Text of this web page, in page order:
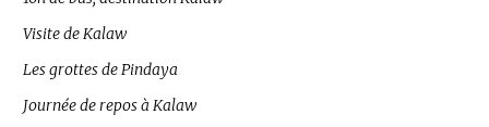
Visite de Kalaw
Les grottes de Pindaya
Journée de repos à Kalaw